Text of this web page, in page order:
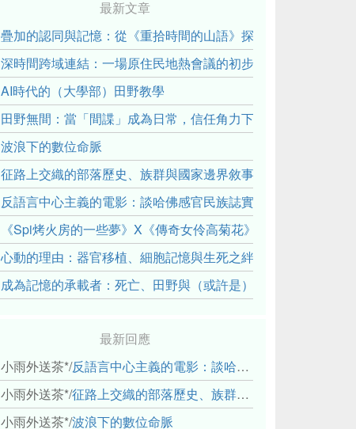
最新文章
疊加的認同與記憶：從《重拾時間的山語》探討「我們的」立
深時間跨域連結：一場原住民地熱會議的初步觀察
AI時代的（大學部）田野教學
田野無間：當「間諜」成為日常，信任角力下的情感伏流
波浪下的數位命脈
征路上交織的部落歷史、族群與國家邊界敘事： 《路有多長》
反語言中心主義的電影：談哈佛感官民族誌實驗室
《Spi烤火房的一些夢》X《傳奇女伶高菊花》： 透過紀錄片
心動的理由：器官移植、細胞記憶與生死之絆
成為記憶的承載者：死亡、田野與（或許是）人類學的成年禮
最新回應
小雨外送茶*/反語言中心主義的電影：談哈佛感官民族誌實驗室
小雨外送茶*/征路上交織的部落歷史、族群與國家邊界敘事： 《路有多長》、《高砂的翅膀》、《檔案／李光輝》
小雨外送茶*/波浪下的數位命脈